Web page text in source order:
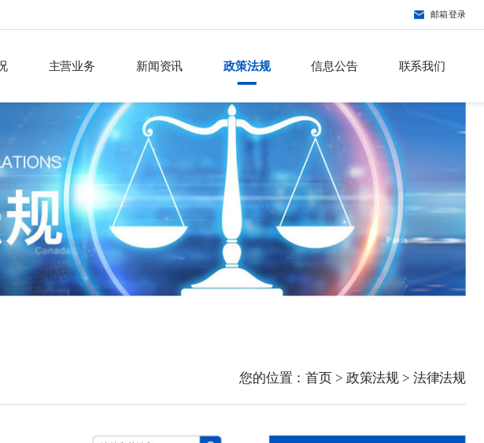
邮箱登录
主营业务 新闻资讯 政策法规 信息公告 联系我们
您的位置： 首页> 政策法规>法律法规